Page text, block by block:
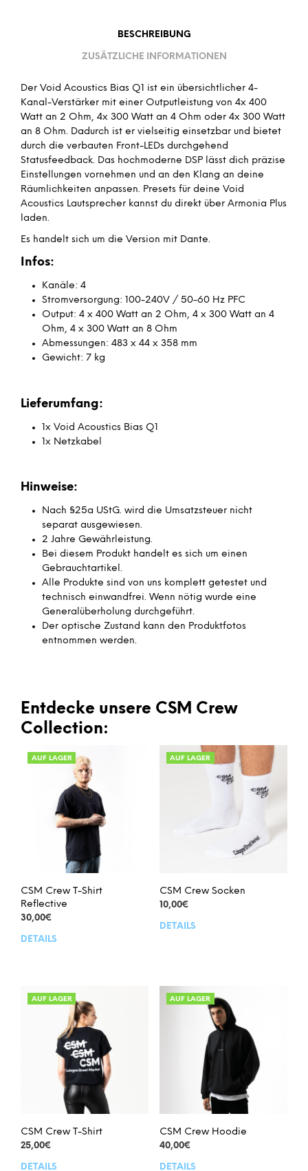
BESCHREIBUNG
ZUSÄTZLICHE INFORMATIONEN
Der Void Acoustics Bias Q1 ist ein übersichtlicher 4-
Kanal-Verstärker mit einer Outputleistung von 4x 400
Watt an 2 Ohm, 4x 300 Watt an 4 Ohm oder 4x 300 Watt
an 8 Ohm. Dadurch ist er vielseitig einsetzbar und bietet
durch die verbauten Front-LEDs durchgehend
Statusfeedback. Das hochmoderne DSP lässt dich präzise
Einstellungen vornehmen und an den Klang an deine
Räumlichkeiten anpassen. Presets für deine Void
Acoustics Lautsprecher kannst du direkt über Armonia Plus
laden.
Es handelt sich um die Version mit Dante.
Infos:
Kanäle: 4
Stromversorgung: 100-240V / 50-60 Hz PFC
Output: 4 x 400 Watt an 2 Ohm, 4 x 300 Watt an 4
Ohm, 4 x 300 Watt an 8 Ohm
Abmessungen: 483 x 44 x 358 mm
Gewicht: 7 kg
Lieferumfang:
1x Void Acoustics Bias Q1
1x Netzkabel
Hinweise:
Nach §25a UStG. wird die Umsatzsteuer nicht
separat ausgewiesen.
2 Jahre Gewährleistung.
Bei diesem Produkt handelt es sich um einen
Gebrauchtartikel.
Alle Produkte sind von uns komplett getestet und
technisch einwandfrei. Wenn nötig wurde eine
Generalüberholung durchgeführt.
Der optische Zustand kann den Produktfotos
entnommen werden.
Entdecke unsere CSM Crew
Collection:
AUF LAGER
CSM Crew T-Shirt
Reflective
30,00€
DETAILS
mehrere
Varianten
Produktseite
gewählt
werden
AUF LAGER
CSM Crew Socken
10,00€
DETAILS
AUF LAGER
CSM Crew T-Shirt
25,00€
DETAILS Dieses
AUF LAGER
CSM Crew Hoodie
40,00€
DETAILS